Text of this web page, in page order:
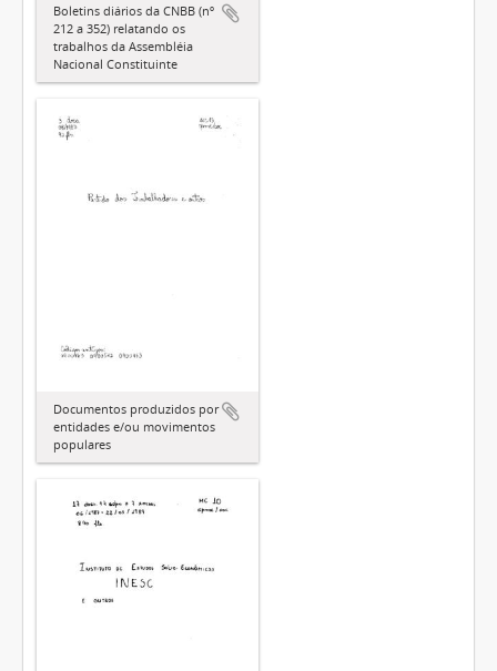
Boletins diários da CNBB (nº
212 a 352) relatando os
trabalhos da Assembléia
Nacional Constituinte
Documentos produzidos por
entidades e/ou movimentos
populares